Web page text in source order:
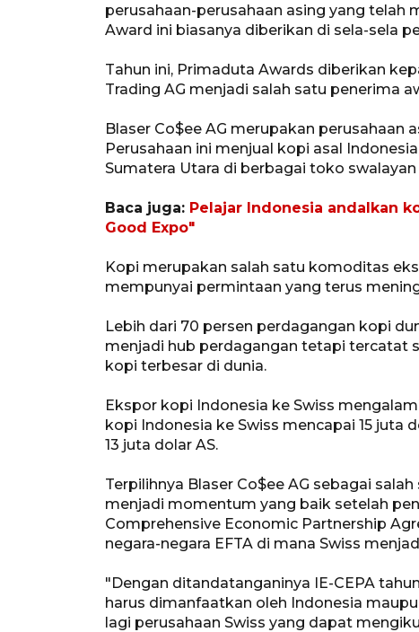
perusahaan-perusahaan asing yang
Award ini biasanya diberikan di sela-sela
Tahun ini, Primaduta Awards diberikan
Trading AG menjadi salah satu penerima
Blaser Co$ee AG merupakan perusahaan
Perusahaan ini menjual kopi asal
Sumatera Utara di berbagai toko swalayan
Baca juga: Pelajar Indonesia andalkan
Good Expo"
Kopi merupakan salah satu komoditas
mempunyai permintaan yang terus
Lebih dari 70 persen perdagangan kopi
menjadi hub perdagangan tetapi tercatat
kopi terbesar di dunia.
Ekspor kopi Indonesia ke Swiss
kopi Indonesia ke Swiss mencapai 15 juta
13 juta dolar AS.
Terpilihnya Blaser Co$ee AG sebagai
menjadi momentum yang baik setelah
Comprehensive Economic Partnership
negara-negara EFTA di mana Swiss
"Dengan ditandatanganinya IE-CEPA
harus dimanfaatkan oleh Indonesia
lagi perusahaan Swiss yang dapat